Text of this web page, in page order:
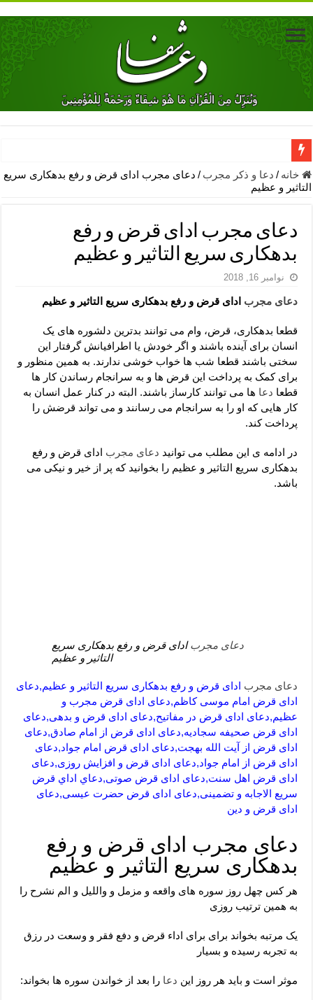
دعای جلب محبت فوری معشوق – دعای جلب محبت شوهر
دعای مشکل گشا برای رفع فقر – ذکرهای روزی‌ بخش
معجزات دعای یا من اظهر الجمیل – دعای یا من اظهر الجمیل برای
مهم ترین اذکار الهی و فضیلت آن ها – ذکر مخصوص مستجاب الدعوه
دعا برای ترس بچه ها در خواب – دعای ترس و بی خوابی کودکان
لا حول ولا قوة الا بالله برای چشم زخم – دعای چشم زخم ماشاالله
دعای قوی رفع ترس – دعای مجرب برای آرامش قلب و رفع اضطراب
دعا برای پولدار شدن در یک روز – دعای ثروت حضرت سلیمان
خانه / دعا و ذکر مجرب / دعای مجرب ادای قرض و رفع بدهکاری سریع
التاثیر و عظیم
دعای مجرب ادای قرض و رفع
بدهکاری سریع التاثیر و عظیم
نوامبر 16, 2018
دعای مجرب ادای قرض و رفع بدهکاری سریع التاثیر و عظیم
قطعا بدهکاری، قرض، وام می توانند بدترین دلشوره های یک
انسان برای آینده باشند و اگر خودش یا اطرافیانش گرفتار این
سختی باشند قطعا شب ها خواب خوشی ندارند. به همین منظور و
برای کمک به پرداخت این قرض ها و به سرانجام رساندن کار ها
قطعا دعا ها می توانند کارساز باشند. البته در کنار عمل انسان به
کار هایی که او را به سرانجام می رسانند و می تواند قرضش را
پرداخت کند.
در ادامه ی این مطلب می توانید دعای مجرب ادای قرض و رفع
بدهکاری سریع التاثیر و عظیم را بخوانید که پر از خیر و نیکی می
باشد.
دعای مجربادای قرض و رفع بدهکاری سریع
التاثیر و عظیم
دعای مجرب ادای قرض و رفع بدهکاری سریع التاثیر و عظیم,دعای
ادای قرض امام موسی کاظم,دعای ادای قرض مجرب و
عظیم,دعای ادای قرض در مفاتیح,دعای ادای قرض و بدهی,دعای
ادای قرض صحیفه سجادیه,دعای ادای قرض از امام صادق,دعای
ادای قرض از آیت الله بهجت,دعای ادای قرض امام جواد,دعای
ادای قرض از امام جواد,دعای ادای قرض و افزایش روزی,دعای
ادای قرض اهل سنت,دعای ادای قرض صوتی,دعاي اداي قرض
سریع الاجابه و تضمینی,دعای ادای قرض حضرت عیسی,دعای
ادای قرض و دین
دعای مجرب ادای قرض و رفع
بدهکاری سریع التاثیر و عظیم
هر کس چهل روز سوره های واقعه و مزمل و واللیل و الم نشرح را
به همین ترتیب روزی
یک مرتبه بخواند برای برای اداء قرض و دفع فقر و وسعت در رزق
به تجربه رسیده و بسیار
موثر است و باید هر روز این دعا را بعد از خواندن سوره ها بخواند: